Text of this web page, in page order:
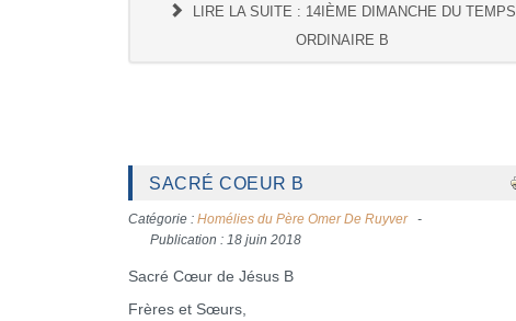
LIRE LA SUITE : 14IÈME DIMANCHE DU TEMPS
ORDINAIRE B
SACRÉ COEUR B
Catégorie : Homélies du Père Omer De Ruyver
Publication : 18 juin 2018
Sacré Cœur de Jésus B
Frères et Sœurs,